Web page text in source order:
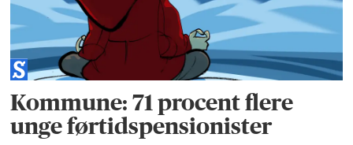
Kommune: 71 procent flere
unge førtidspensionister